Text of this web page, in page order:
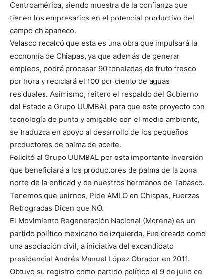
Centroamérica, siendo muestra de la confianza que
tienen los empresarios en el potencial productivo del
campo chiapaneco.
Velasco recalcó que esta es una obra que impulsará la
economía de Chiapas, ya que además de generar
empleos, podrá procesar 90 toneladas de fruto fresco
por hora y reciclará el 100 por ciento de aguas
residuales. Asimismo, reiteró el respaldo del Gobierno
del Estado a Grupo UUMBAL para que este proyecto con
tecnología de punta y amigable con el medio ambiente,
se traduzca en apoyo al desarrollo de los pequeños
productores de palma de aceite.
Felicitó al Grupo UUMBAL por esta importante inversión
que beneficiará a los productores de palma de la zona
norte de la entidad y de nuestros hermanos de Tabasco.
Tenemos que unirnos, Pide AMLO en Chiapas, Fuerzas
Retrogradas Dicen que NO.
El Movimiento Regeneración Nacional (Morena) es un
partido político mexicano de izquierda. Fue creado como
una asociación civil, a iniciativa del excandidato
presidencial Andrés Manuel López Obrador en 2011.
Obtuvo su registro como partido político el 9 de julio de